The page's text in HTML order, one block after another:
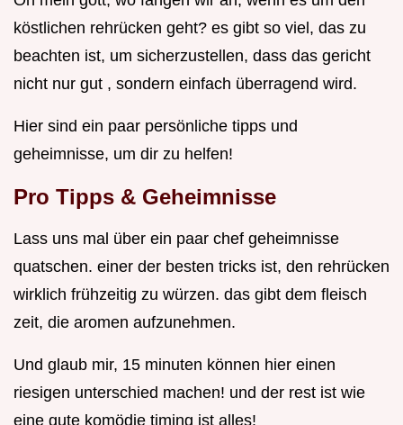
köstlichen rehrücken geht? es gibt so viel, das zu
beachten ist, um sicherzustellen, dass das gericht
nicht nur gut , sondern einfach überragend wird.
Hier sind ein paar persönliche tipps und
geheimnisse, um dir zu helfen!
Pro Tipps & Geheimnisse
Lass uns mal über ein paar chef geheimnisse
quatschen. einer der besten tricks ist, den rehrücken
wirklich frühzeitig zu würzen. das gibt dem fleisch
zeit, die aromen aufzunehmen.
Und glaub mir, 15 minuten können hier einen
riesigen unterschied machen! und der rest ist wie
eine gute komödie timing ist alles!